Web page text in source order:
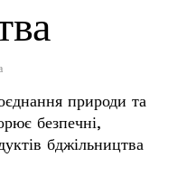
природи та
безпечні,
бджільництва